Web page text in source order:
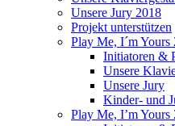
Unsere Jury 2018
Projekt unterstützen
Play Me, I´m Yours
Initiatoren &
Unsere
Unsere Jury
Kinder- und
Play Me, I’m Yours